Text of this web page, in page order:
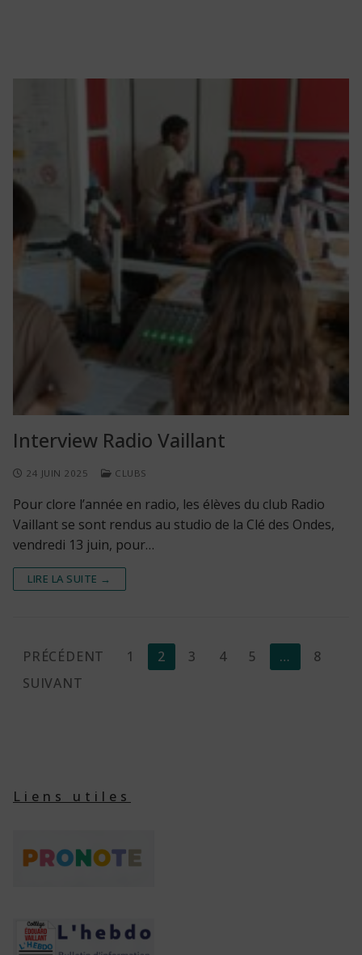
Interview Radio Vaillant
24 JUIN 2025 CLUBS
Pour clore l’année en radio, les élèves du club Radio
Vaillant se sont rendus au studio de la Clé des Ondes,
vendredi 13 juin, pour…
LIRE LA SUITE →
Pagination
des
PRÉCÉDENT 1 2 3 4 5 …
8
SUIVANT
Liens utiles